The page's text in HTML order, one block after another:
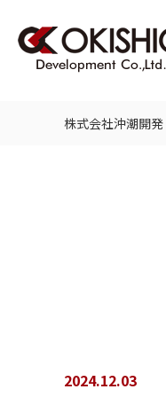
株式会社沖潮開発
2024.12.03